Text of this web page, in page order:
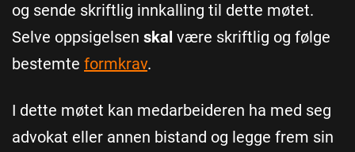
og sende skriftlig innkalling til dette møtet.
Selve oppsigelsen skal være skriftlig og følge
bestemte formkrav.
I dette møtet kan medarbeideren ha med seg
advokat eller annen bistand og legge frem sin